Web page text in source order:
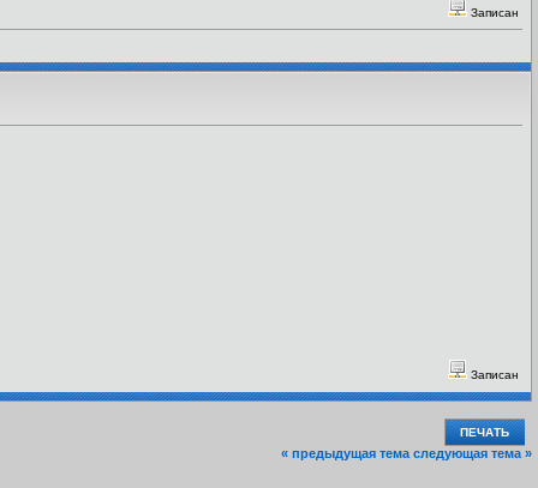
Записан
Записан
ПЕЧАТЬ
« предыдущая тема следующая тема »